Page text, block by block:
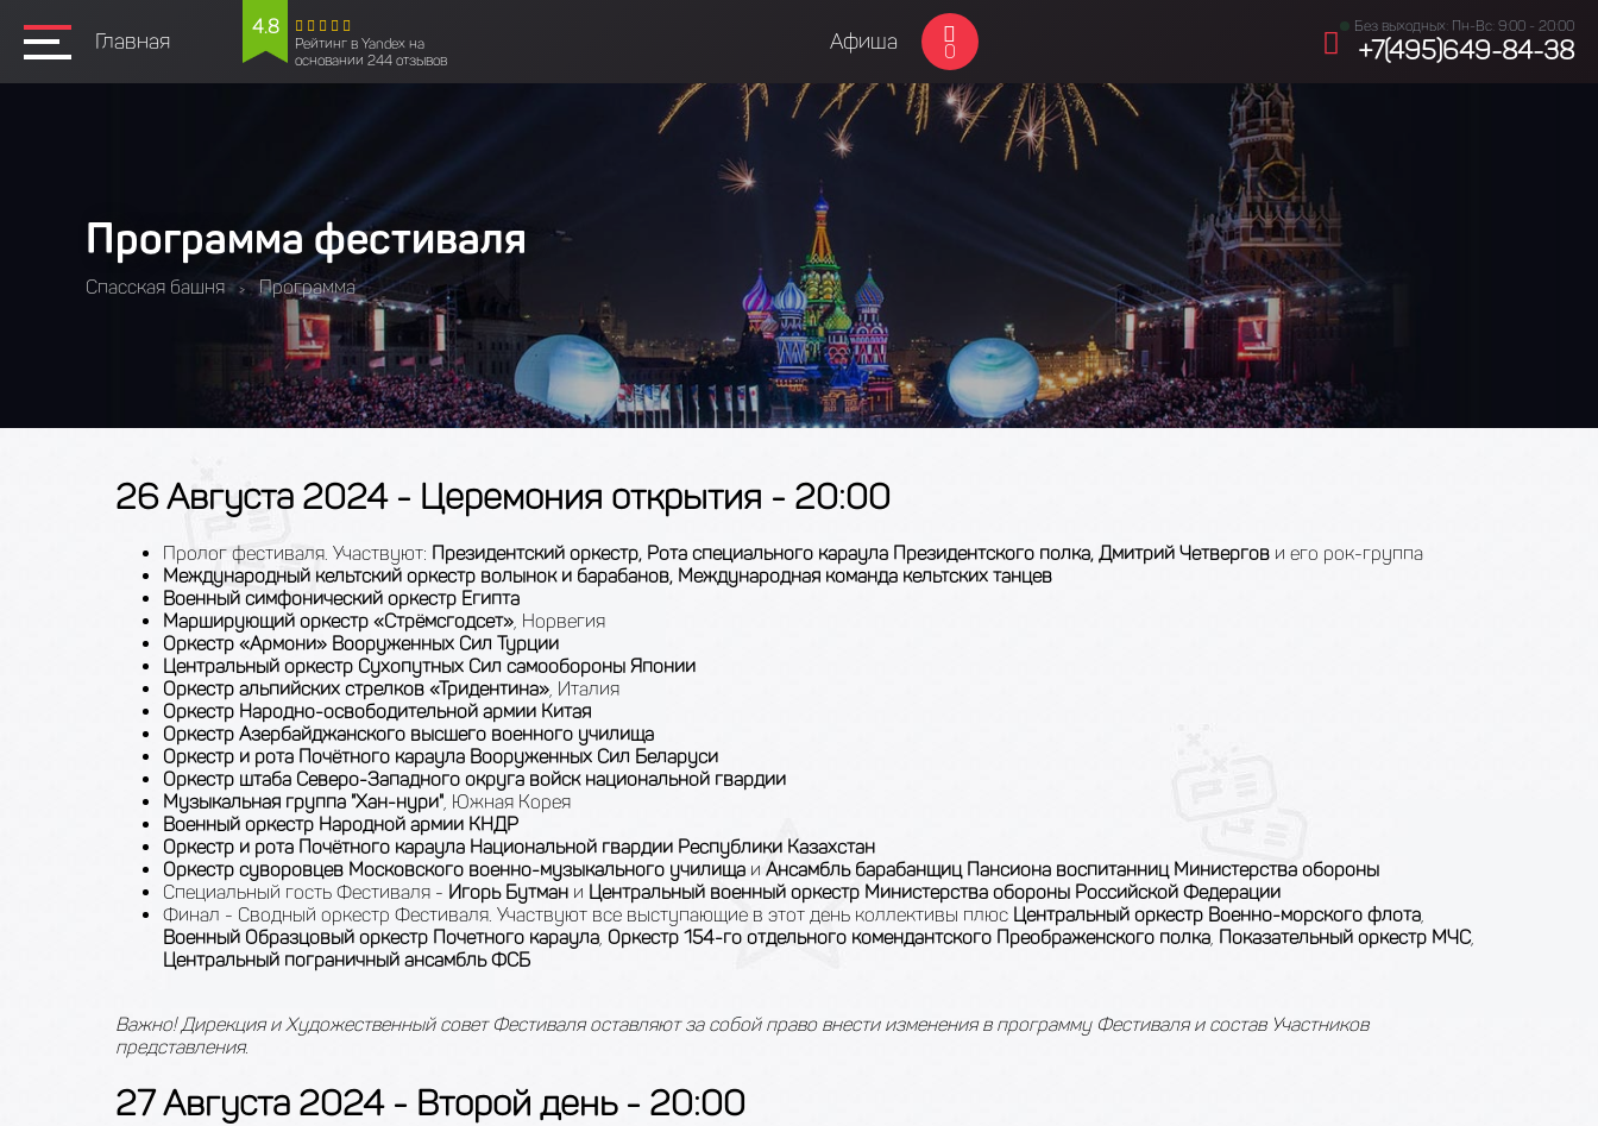
Главная
4.8
Рейтинг в Yandex на
основании 244 отзывов
Афиша 0
Без выходных: Пн-Вс: 9:00 - 20:00
+7(495)649-84-38
Программа фестиваля
Спасская башня > Программа
26 Августа 2024 - Церемония открытия - 20:00
Пролог фестиваля. Участвуют: Президентский оркестр, Рота специального караула Президентского полка, Дмитрий Четвергов и его рок-группа
Международный кельтский оркестр волынок и барабанов, Международная команда кельтских танцев
Военный симфонический оркестр Египта
Марширующий оркестр «Стрёмсгодсет», Норвегия
Оркестр «Армони» Вооруженных Cил Турции
Центральный оркестр Сухопутных Сил самообороны Японии
Оркестр альпийских стрелков «Тридентина», Италия
Оркестр Народно-освободительной армии Китая
Оркестр Азербайджанского высшего военного училища
Оркестр и рота Почётного караула Вооруженных Сил Беларуси
Оркестр штаба Северо-Западного округа войск национальной гвардии
Музыкальная группа "Хан-нури", Южная Корея
Военный оркестр Народной армии КНДР
Оркестр и рота Почётного караула Национальной гвардии Республики Казахстан
Оркестр суворовцев Московского военно-музыкального училища и Ансамбль барабанщиц Пансиона воспитанниц Министерства обороны
Специальный гость Фестиваля - Игорь Бутман и Центральный военный оркестр Министерства обороны Российской Федерации
Финал - Сводный оркестр Фестиваля. Участвуют все выступающие в этот день коллективы плюс Центральный оркестр Военно-морского флота,
Военный Образцовый оркестр Почетного караула, Оркестр 154-го отдельного комендантского Преображенского полка, Показательный оркестр МЧС,
Центральный пограничный ансамбль ФСБ
Важно! Дирекция и Художественный совет Фестиваля оставляют за собой право внести изменения в программу Фестиваля и состав Участников
представления.
27 Августа 2024 - Второй день - 20:00